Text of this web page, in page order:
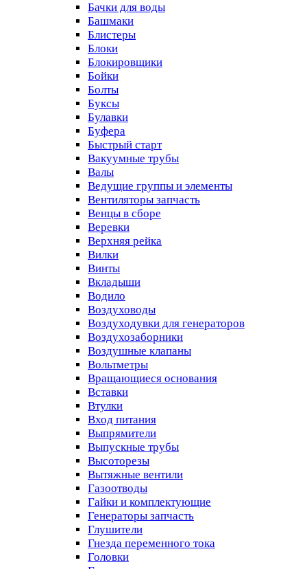
Бачки для воды
Башмаки
Блистеры
Блоки
Блокировщики
Бойки
Болты
Буксы
Булавки
Буфера
Быстрый старт
Вакуумные трубы
Валы
Ведущие группы и элементы
Вентиляторы запчасть
Венцы в сборе
Веревки
Верхняя рейка
Вилки
Винты
Вкладыши
Водило
Воздуховоды
Воздуходувки для генераторов
Воздухозаборники
Воздушные клапаны
Вольтметры
Вращающиеся основания
Вставки
Втулки
Вход питания
Выпрямители
Выпускные трубы
Высоторезы
Вытяжные вентили
Газоотводы
Гайки и комплектующие
Генераторы запчасть
Глушители
Гнезда переменного тока
Головки